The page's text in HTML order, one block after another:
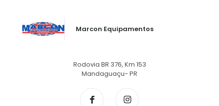
Marcon Equipamentos
Rodovia BR 376, Km 153
Mandaguaçu- PR